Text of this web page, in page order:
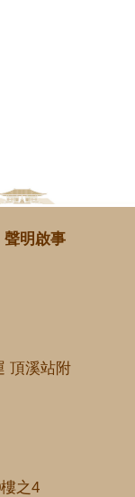
聲明啟事
頂溪站附
之4